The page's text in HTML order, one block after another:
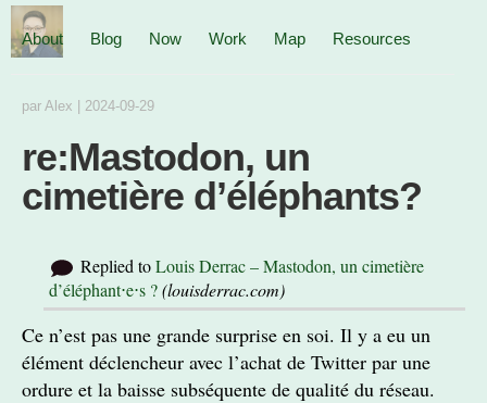
About Blog Now Work Map Resources
par Alex 2024-09-29
re:Mastodon, un
cimetière d’éléphants?
Replied toLouis Derrac – Mastodon, un cimetière
d’éléphant⋅e⋅s ?(louisderrac.com)
Ce n’est pas une grande surprise en soi. Il y a eu un
élément déclencheur avec l’achat de Twitter par une
ordure et la baisse subséquente de qualité du réseau.